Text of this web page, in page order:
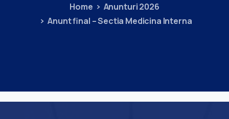
Home
Anunturi 2026
Anunt final – Sectia Medicina Interna